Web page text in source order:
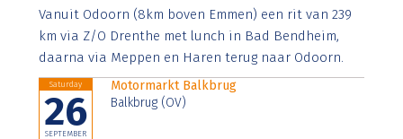
Aenean faucibus nibh et justo cursus id rutrum lorem
imperdiet. Nunc ut sem vitae risus tristique posuere.
Vanuit Odoorn (8km boven Emmen) een rit van 239
km via Z/O Drenthe met lunch in Bad Bendheim,
daarna via Meppen en Haren terug naar Odoorn.
Saturday
26
SEPTEMBER
Motormarkt Balkbrug
Balkbrug (OV)